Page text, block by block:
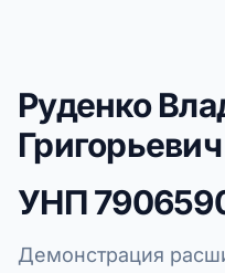
Руденко
Григорьевич
УНП
Демонстрация